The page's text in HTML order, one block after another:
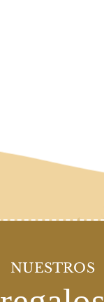
NUESTROS